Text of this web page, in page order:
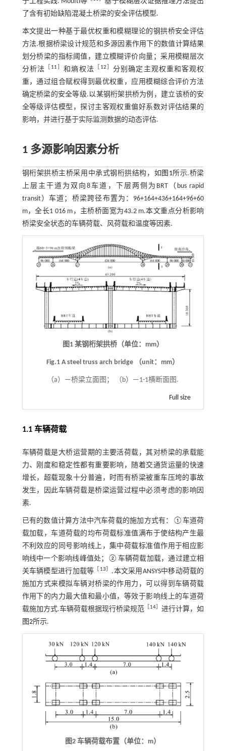
了含有初始缺陷混凝土桥梁的安全评估模型.
本文提出一种基于最优权重和模糊理论的钢拱桥安全评估
方法.根据桥梁设计规范和多源因素作用下的数值计算结果
划分桥梁的指标阈值，建立模糊评价向量；采用模糊层次
分析法
11 ］和熵权法 12 ］分别确定主观权重和客观权
重，通过组合赋权得到最优权重，应用模糊综合评价方法
确定桥梁的安全等级.以某钢桁架拱桥为例，建立该桥的安
全等级评估模型，探讨主客观权重偏好系数对评估结果的
影响，并进行基于实际监测数据的动态评估.
1 多源影响因素分析
钢桁架拱桥主桥采用中承式钢桁拱结构，如 图1所示.桥梁
上层主干道为双向8车道，下层两侧为BRT（bus rapid
transit）车道；桥梁跨径布置为：96+164+436+164+96+60
m，全长1 016 m，主桥桥面宽为43.2 m.本文重点分析影响
桥梁安全状态的车辆荷载、风荷载和温度等因素.
图1 某钢桁架拱桥（单位：mm）
Fig.1 A steel truss arch bridge （unit：mm）
（a）—桥梁立面图； （b）—1-1横断面图.
Full size
1.1 车辆荷载
车辆荷载是大桥运营期的主要活荷载，其对桥梁的承载能
力、刚度和稳定性都有重要影响，随着交通货运量的快速
增长，超载现象十分普遍，时而有桥梁被重车压垮的事故
发生，因此车辆荷载是桥梁运营过程中必须考虑的影响因
素.
已有的数值计算方法中汽车荷载的施加方式有：①车道荷
载加载，车道荷载的均布荷载标准值满布于使结构产生最
不利效应的同号影响线上，集中荷载标准值作用于相应影
响线中一个影响线峰值处；②车辆荷载加载，通过建立相
关车辆模型进行加载等
13
.本文采用ANSYS中移动荷载的
施加方式来模拟车辆对桥梁的作用力，可以得到车辆荷载
作用下的内力最大值和最小值，等效于影响线上的车道荷
载施加方式.车辆荷载根据现行桥梁规范
14 ］进行计算，如
图2所示.
图2 车辆荷载布置（单位：m）